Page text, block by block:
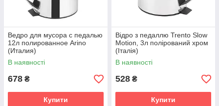
Ведро для мусора с педалью
12л полированное Arino
(Италия)
В наявності
678 ₴
Купити
Відро з педаллю Trento Slow
Motion, 3л полірований хром
(Італія)
В наявності
528 ₴
Купити